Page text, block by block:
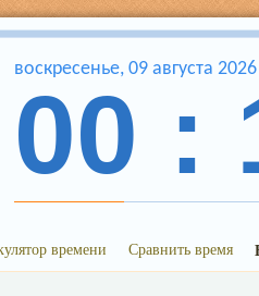
воскресенье, 09 августа 2026
00 :
времени Сравнить время